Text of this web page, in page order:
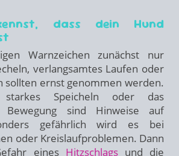
dass dein Hund
Warnzeichen zunächst nur
verlangsamtes Laufen oder
sollten ernst genommen werden.
Speicheln oder das
Bewegung sind Hinweise auf
gefährlich wird es bei
oder Kreislaufproblemen. Dann
eines Hitzschlagsund die